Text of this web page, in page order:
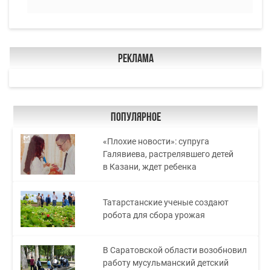
Реклама
Популярное
«Плохие новости»: супруга
Галявиева, растрелявшего детей
в Казани, ждет ребенка
Татарстанские ученые создают
робота для сбора урожая
В Саратовской области возобновил
работу мусульманский детский